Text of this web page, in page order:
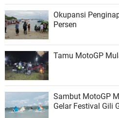
Okupansi
Persen
Tamu MotoGP
Sambut MotoGP
Gelar Festival Gili